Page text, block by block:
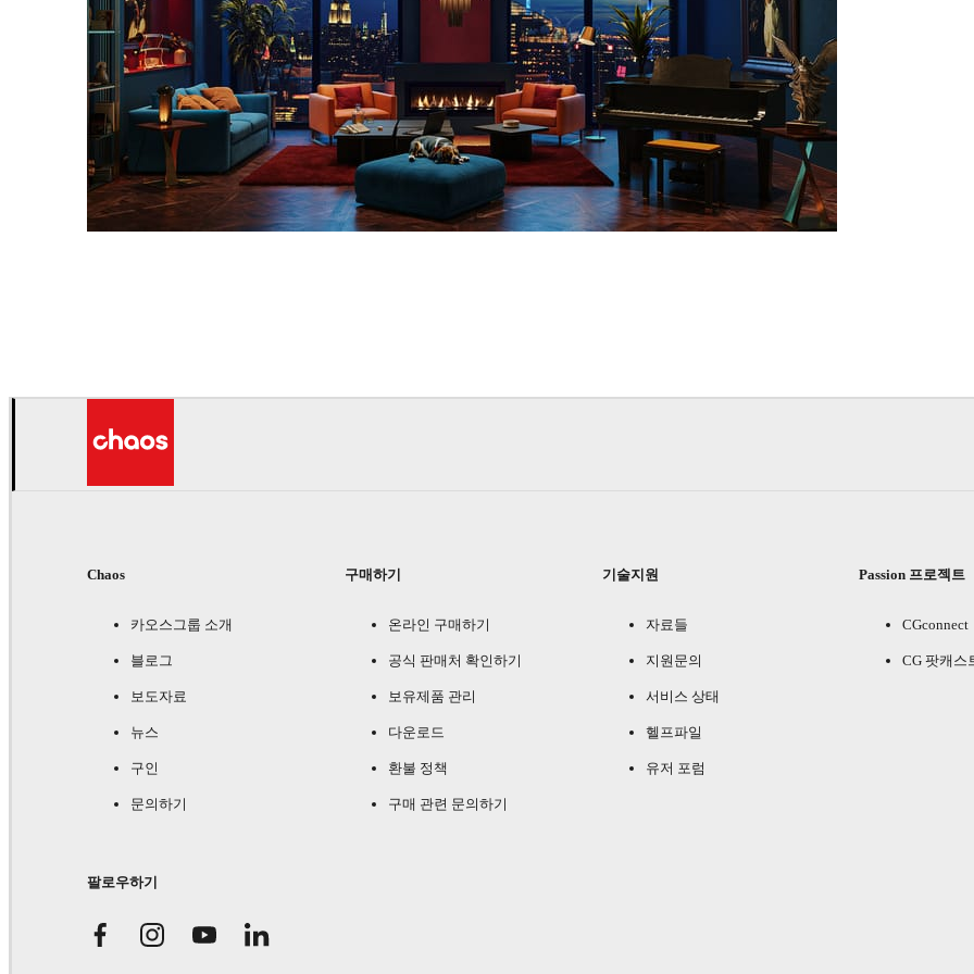
Chaos
카오스그룹 소개
블로그
보도자료
뉴스
구인
문의하기
구매하기
온라인 구매하기
공식 판매처 확인하기
보유제품 관리
다운로드
환불 정책
구매 관련 문의하기
기술지원
자료들
지원문의
서비스 상태
헬프파일
유저 포럼
Passion 프로젝트
CGconnect
CG 팟캐스
팔로우하기